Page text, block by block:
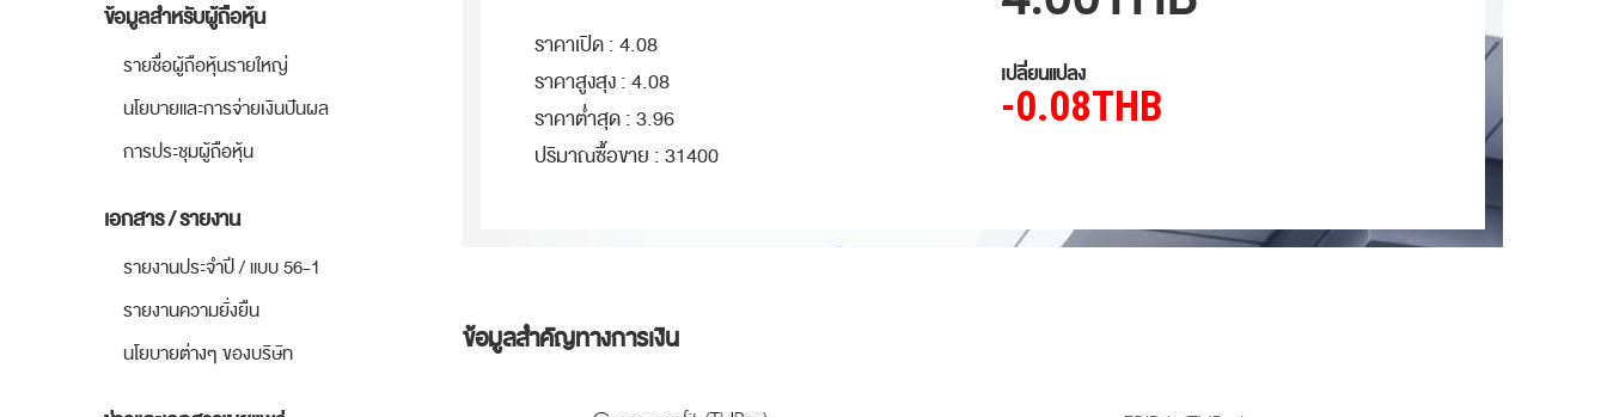
ข้อมูลสำหรับผู้ถือหุ้น
รายชื่อผู้ถือหุ้นรายใหญ่
นโยบายและการจ่ายเงินปันผล
การประชุมผู้ถือหุ้น
เอกสาร / รายงาน
รายงานประจำปี / แบบ 56-1
รายงานความยั่งยืน
นโยบายต่างๆ ของบริษัท
ราคาเปิด :4.08
ราคาสูงสุง :4.08
ราคาต่ำสุด :3.96
ปริมาณซื้อขาย :31400
เปลี่ยนแปลง
-0.08
ข้อมูลสำคัญทางการเงิน